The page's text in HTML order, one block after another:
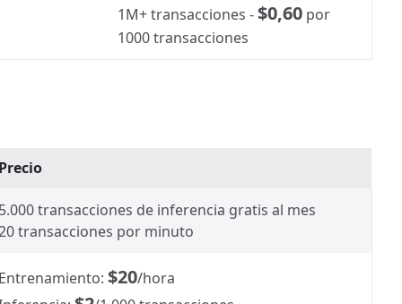
1M+ transacciones - $0,60 por
1000 transacciones
Precio
5.000 transacciones de inferencia gratis al mes
transacciones por minuto
Entrenamiento: $20/hora